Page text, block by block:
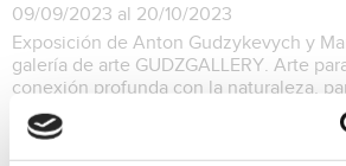
09/09/2023 al 20/10/2023
Exposición de Anton Gudzykevych y
galería de arte GUDZGALLERY. Arte
conexión profunda con la naturaleza,
las pilas, arte para mirar alrededor
lo de dentro.